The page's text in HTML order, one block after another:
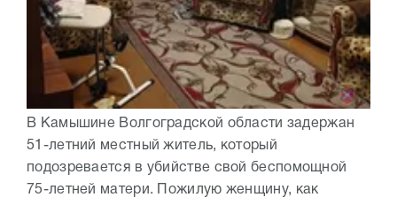
В Камышине Волгоградской области задержан
51-летний местный житель, который
подозревается в убийстве свой беспомощной
75-летней матери. Пожилую женщину, как